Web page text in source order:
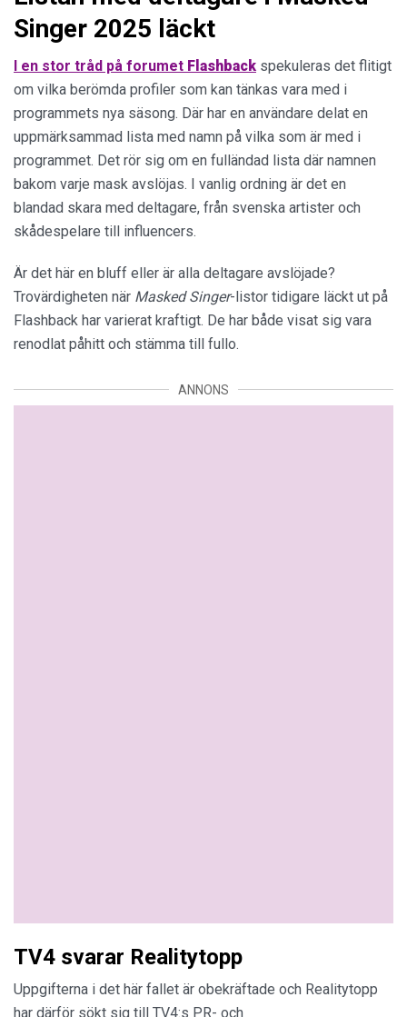
Singer 2025 läckt
I en stor tråd på forumet Flashback spekuleras det flitigt
om vilka berömda profiler som kan tänkas vara med i
programmets nya säsong. Där har en användare delat en
uppmärksammad lista med namn på vilka som är med i
programmet. Det rör sig om en fulländad lista där namnen
bakom varje mask avslöjas. I vanlig ordning är det en
blandad skara med deltagare, från svenska artister och
skådespelare till influencers.
Är det här en bluff eller är alla deltagare avslöjade?
Trovärdigheten när Masked Singer-listor tidigare läckt ut på
Flashback har varierat kraftigt. De har både visat sig vara
renodlat påhitt och stämma till fullo.
ANNONS
TV4 svarar Realitytopp
Uppgifterna i det här fallet är obekräftade och Realitytopp
har därför sökt sig till TV4:s PR- och